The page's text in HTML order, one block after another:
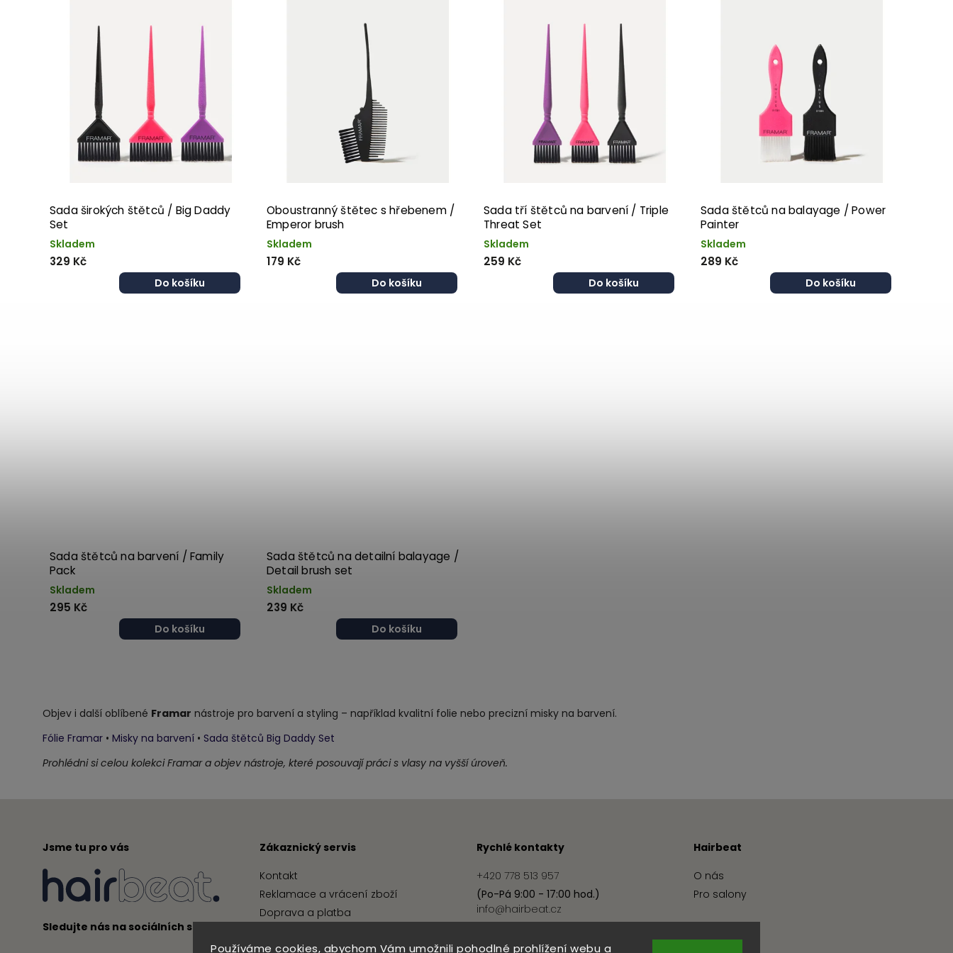
Používáme cookies, abychom Vám umožnili pohodlné prohlížení webu a
Sada širokých štětců / Big Daddy
Set
Skladem
329 Kč
Do košíku
Oboustranný štětec s hřebenem /
Emperor brush
Skladem
179 Kč
Do košíku
Sada tří štětců na barvení / Triple
Threat Set
Skladem
259 Kč
Do košíku
Sada štětců na balayage / Power
Painter
Skladem
289 Kč
Do košíku
Sada štětců na barvení / Family
Pack
Skladem
295 Kč
Do košíku
Sada štětců na detailní balayage /
Detail brush set
Skladem
239 Kč
Do košíku
Objev i další oblíbené Framar nástroje pro barvení a styling – například kvalitní folie nebo precizní misky na barvení.
Fólie Framar • Misky na barvení • Sada štětců Big Daddy Set
Prohlédni si celou kolekci Framar a objev nástroje, které posouvají práci s vlasy na vyšší úroveň.
Jsme tu pro vás
Sledujte nás na sociálních sítích
Zákaznický servis
Kontakt
Reklamace a vrácení zboží
Doprava a platba
Podmínky ochrany osobních údajů
Rychlé kontakty
+420 778 513 957
(Po-Pá 9:00 - 17:00 hod.)
info@hairbeat.cz
Hairbeat
O nás
Pro salony